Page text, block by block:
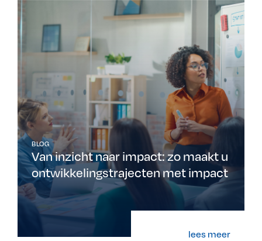
BLOG
Van inzicht naar impact: zo maakt u
ontwikkelingstrajecten met impact
lees meer